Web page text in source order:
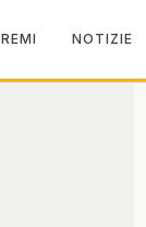
NOTIZIE